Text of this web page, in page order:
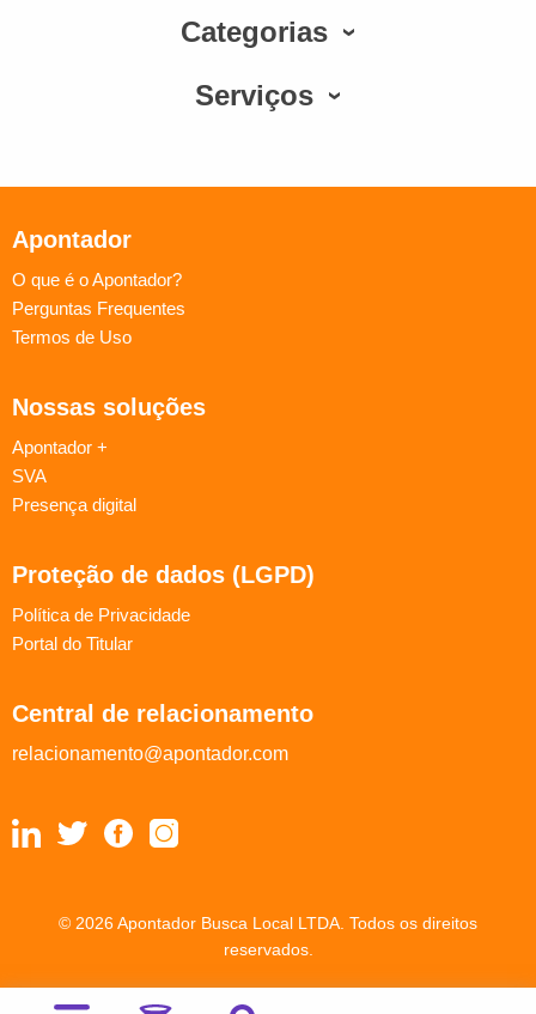
Categorias
Serviços
Apontador
O que é o Apontador?
Perguntas Frequentes
Termos de Uso
Nossas soluções
Apontador +
SVA
Presença digital
Proteção de dados (LGPD)
Política de Privacidade
Portal do Titular
Central de relacionamento
relacionamento@apontador.com
© 2026 Apontador Busca Local LTDA. Todos os direitos
reservados.